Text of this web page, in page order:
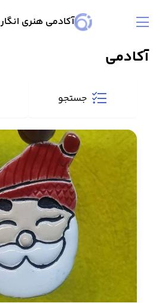
آکادمی هنری انگار
آکادمی
جستجو
دسته‌بندی‌ها
همه دوره‌ها
ساخت بدنه